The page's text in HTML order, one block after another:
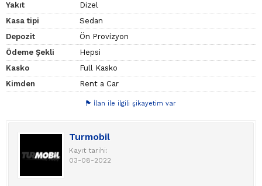
Yakıt
Dizel
Kasa tipi
Sedan
Depozit
Ön Provizyon
Ödeme Şekli
Hepsi
Kasko
Full Kasko
Kimden
Rent a Car
İlan ile ilgili şikayetim var
Turmobil
Kayıt tarihi:
03-08-2022